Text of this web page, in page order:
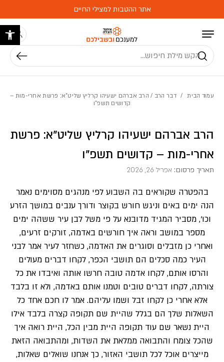
אתר ההטבות למצילי החיים
חיפוש
עמוד הבית / דבר הרב / הרב אברהם ישעיהו קרליץ שליט”א: פרשת אחרי-מות –
קדושים תשפ”ו
הרב אברהם ישעיהו קרליץ שליט”א: פרשת
אחרי-מות – קדושים תשפ”ו
תאריך פרסום:אפריל 26, 2026
בהפטרה שקוראים בה השבוע לפי מנהגים מסוימים נאמר
הנה ימים באים וניגש חורש בקוצר ודורך ענבים במושך הזרע
וכו’, מסביר המגיד מדובנא על פי משל לבן עיר ששהה ימים
מספר במושב וראה איך חורשים באדמה, זורקים זרעים,
ואחרי כן מזבלים וסוגרים את האדמה, כשחזר לעיר אמר לבני
העיר כמה סכלים הם תושבי הכפר, לקחו דברים מעולים
והרסו אותם, לקחו אדמה טובה חרשו אותה ואיבדו את כל
צורתה, לקחו דברים טובים וטמנו אותם באדמה, ולא זו בלבד
אלא אחרי כן לקחו זבל ושמו עליהם. אמר לו חכם אחד כל
השאלות שלך הם בגלל שהיית שם תקופה קצרה בלבד אילו
היית נשאר שם עוד תקופה היית מבין הכל, היית רואה איך
שהכל צומח והתבואה ממלאת את השדות, ומהתבואה הזאת
מייצרים אוכל לכל תושבי האזור, כך אנחנו שואלים שאלות,